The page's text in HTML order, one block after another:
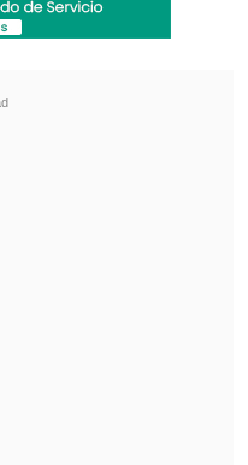
"A veces los